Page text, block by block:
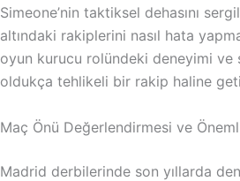
Simeone’nin taktiksel dehasını
altındaki rakiplerini nasıl hata
oyun kurucu rolündeki deneyimi ve
oldukça tehlikeli bir rakip haline
Maç Önü Değerlendirmesi ve
Madrid derbilerinde son yıllarda